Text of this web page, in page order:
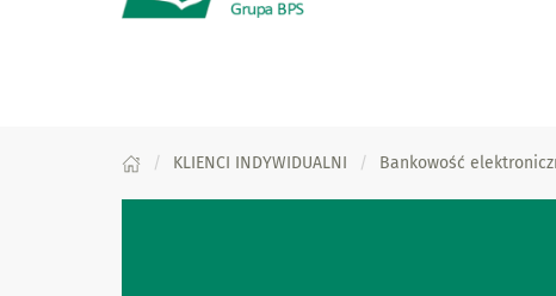
KLIENCI INDYWIDUALNI Bankowość